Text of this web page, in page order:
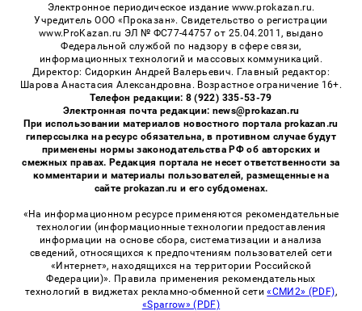
Электронное периодическое издание www.prokazan.ru.
Учредитель ООО «Проказан». Cвидетельство о регистрации
www.ProKazan.ru ЭЛ № ФС77-44757 от 25.04.2011, выдано
Федеральной службой по надзору в сфере связи,
информационных технологий и массовых коммуникаций.
Директор: Сидоркин Андрей Валерьевич. Главный редактор:
Шарова Анастасия Александровна. Возрастное ограничение 16+.
Телефон редакции: 8 (922) 335-53-79
Электронная почта редакции: news@prokazan.ru
При использовании материалов новостного портала prokazan.ru
гиперссылка на ресурс обязательна, в противном случае будут
применены нормы законодательства РФ об авторских и
смежных правах. Редакция портала не несет ответственности за
комментарии и материалы пользователей, размещенные на
сайте prokazan.ru и его субдоменах.
«На информационном ресурсе применяются рекомендательные
технологии (информационные технологии предоставления
информации на основе сбора, систематизации и анализа
сведений, относящихся к предпочтениям пользователей сети
«Интернет», находящихся на территории Российской
Федерации)». Правила применения рекомендательных
технологий в виджетах рекламно-обменной сети«СМИ2» (PDF),
«Sparrow» (PDF)